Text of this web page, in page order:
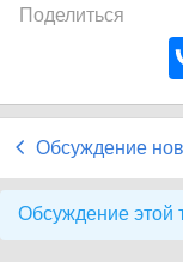
Поделиться
Обсуждение
Обсуждение этой